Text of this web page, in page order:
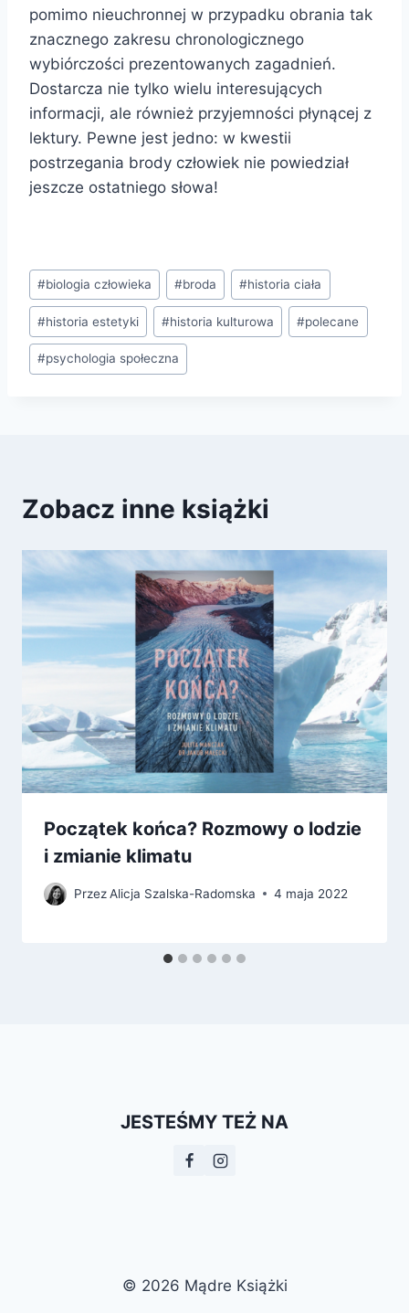
pomimo nieuchronnej w przypadku obrania tak
znacznego zakresu chronologicznego
wybiórczości prezentowanych zagadnień.
Dostarcza nie tylko wielu interesujących
informacji, ale również przyjemności płynącej z
lektury. Pewne jest jedno: w kwestii
postrzegania brody człowiek nie powiedział
jeszcze ostatniego słowa!
Tagi
wpisu:
#biologia człowieka #broda #historia ciała
#historia estetyki #historia kulturowa #polecane
#psychologia społeczna
Zobacz inne książki
Początek końca? Rozmowy o lodzie
i zmianie klimatu
PrzezAlicja Szalska-Radomska 4 maja 2022
JESTEŚMY TEŻ NA
© 2026 Mądre Książki